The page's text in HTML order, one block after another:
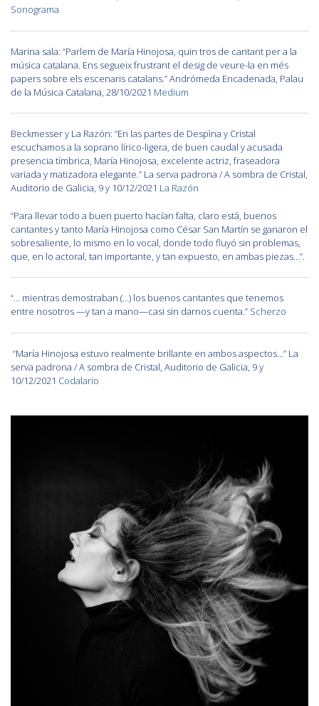
Sonograma
Marina sala: “Parlem de María Hinojosa, quin tros de cantant per a la
música catalana. Ens segueix frustrant el desig de veure-la en més
papers sobre els escenaris catalans.” Andrómeda Encadenada, Palau
de la Música Catalana, 28/10/2021 Medium
Beckmesser y La Razón: “En las partes de Despìna y Cristal
escuchamos a la soprano lírico-ligera, de buen caudal y acusada
presencia tímbrica, María Hinojosa, excelente actriz, fraseadora
variada y matizadora elegante.” La serva padrona / A sombra de Cristal,
Auditorio de Galicia, 9 y 10/12/2021 La Razón
“Para llevar todo a buen puerto hacían falta, claro está, buenos
cantantes y tanto María Hinojosa como César San Martín se ganaron el
sobresaliente, lo mismo en lo vocal, donde todo fluyó sin problemas,
que, en lo actoral, tan importante, y tan expuesto, en ambas piezas…”.
“… mientras demostraban (…) los buenos cantantes que tenemos
entre nosotros —y tan a mano—casi sin darnos cuenta.” Scherzo
“María Hinojosa estuvo realmente brillante en ambos aspectos…” La
serva padrona / A sombra de Cristal, Auditorio de Galicia, 9 y
10/12/2021 Codalario